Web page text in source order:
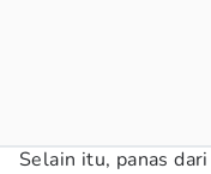
Selain itu, panas